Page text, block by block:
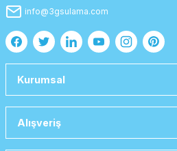
info@3gsulama.com
Kurumsal
Alışveriş